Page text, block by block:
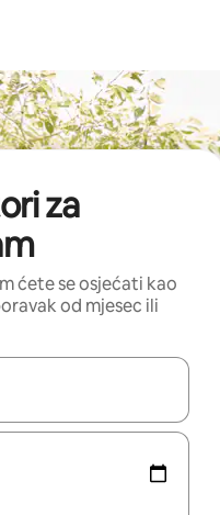
za
ćete se osjećati kao
od mjesec ili
moći ćete ih pregledati